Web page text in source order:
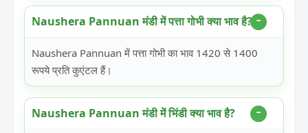
Naushera Pannuan मंडी में पत्ता गोभी क्या भाव है?
Naushera Pannuan में पत्ता गोभी का भाव 1420 से 1400
रूपये प्रति कुएंटल हैं।
Naushera Pannuan मंडी में भिंडी क्या भाव है?